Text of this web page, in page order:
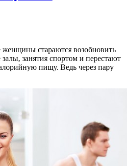
стараются возобновить
занятия спортом и перестают
пищу. Ведь через пару